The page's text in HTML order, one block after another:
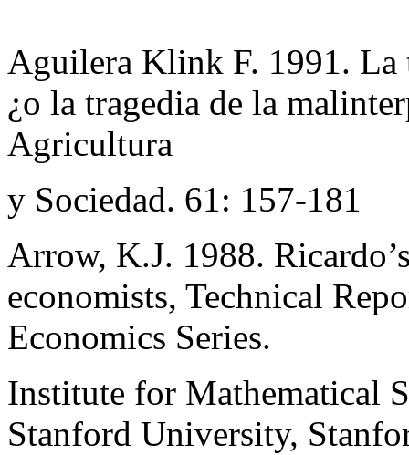
Aguilera Klink F. 1991. La
¿o la tragedia de la
Agricultura
y Sociedad. 61: 157-181
Arrow, K.J. 1988.
economists, Technical
Economics Series.
Institute for Mathematical
Stanford University,